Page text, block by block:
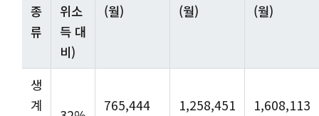
종
류
위소
득 대
비)
(월)
(월)
(월)
생
계
765,444
1,258,451
1,608,113